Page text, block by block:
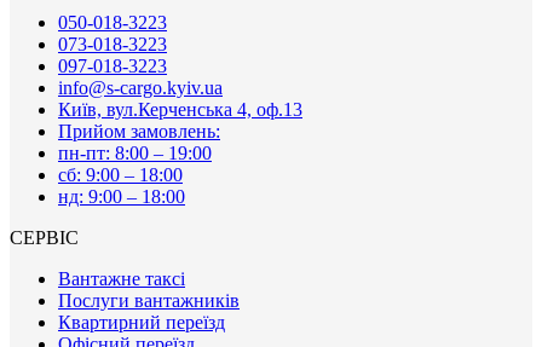
050-018-3223
073-018-3223
097-018-3223
info@s-cargo.kyiv.ua
Київ, вул.Керченська 4, оф.13
Прийом замовлень:
пн-пт: 8:00 – 19:00
сб: 9:00 – 18:00
нд: 9:00 – 18:00
СЕРВІС
Вантажне таксі
Послуги вантажників
Квартирний переїзд